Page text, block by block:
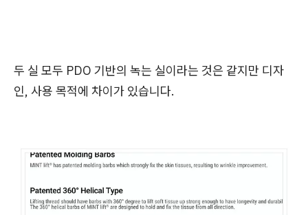
두 실 모두 PDO 기반의 녹는 실이라는 것은 같지만 디자
인, 사용 목적에 차이가 있습니다.